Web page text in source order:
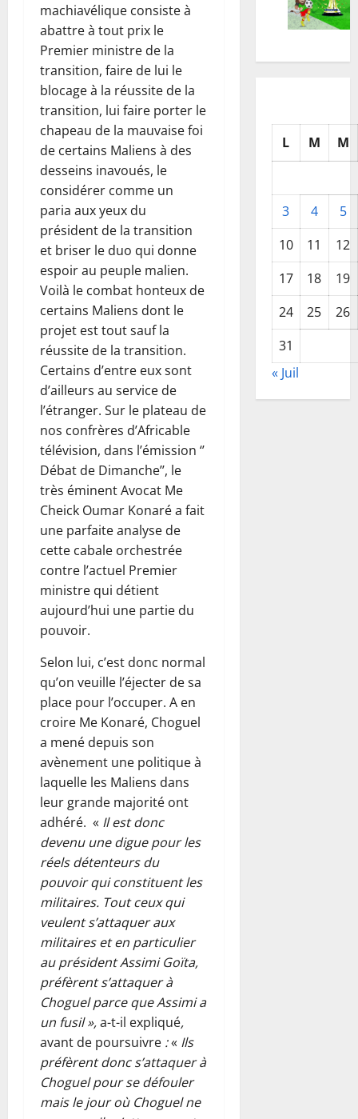
machiavélique consiste à
abattre à tout prix le
Premier ministre de la
transition, faire de lui le
blocage à la réussite de la
transition, lui faire porter le
chapeau de la mauvaise foi
de certains Maliens à des
desseins inavoués, le
considérer comme un
paria aux yeux du
président de la transition
et briser le duo qui donne
espoir au peuple malien.
Voilà le combat honteux de
certains Maliens dont le
projet est tout sauf la
réussite de la transition.
Certains d’entre eux sont
d’ailleurs au service de
l’étranger. Sur le plateau de
nos confrères d’Africable
télévision, dans l’émission ‘’
Débat de Dimanche’’, le
très éminent Avocat Me
Cheick Oumar Konaré a fait
une parfaite analyse de
cette cabale orchestrée
contre l’actuel Premier
ministre qui détient
aujourd’hui une partie du
pouvoir.
Selon lui, c’est donc normal
qu’on veuille l’éjecter de sa
place pour l’occuper. A en
croire Me Konaré, Choguel
a mené depuis son
avènement une politique à
laquelle les Maliens dans
leur grande majorité ont
adhéré. « Il est donc
devenu une digue pour les
réels détenteurs du
pouvoir qui constituent les
militaires. Tout ceux qui
veulent s’attaquer aux
militaires et en particulier
au président Assimi Goïta,
préfèrent s’attaquer à
Choguel parce que Assimi a
un fusil »,a-t-il expliqué,
avant de poursuivre :« Ils
préfèrent donc s’attaquer à
Choguel pour se défouler
mais le jour où Choguel ne
L M M
3 4
5
10
11
12
17
18
19
24
25
26
31
« Juil